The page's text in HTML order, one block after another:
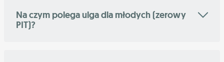
Na czym polega ulga dla młodych (zerowy
PIT)?